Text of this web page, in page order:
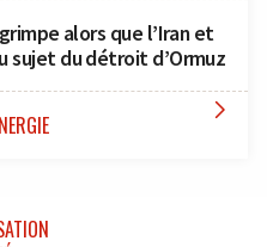
alors que l’Iran et
sujet du détroit d’Ormuz
